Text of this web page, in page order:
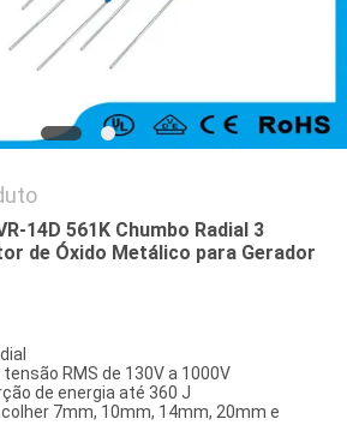
14D 561K Chumbo Radial 3
de Óxido Metálico para Gerador
RMS de 130V a 1000V
de energia até 360 J
7mm, 10mm, 14mm, 20mm e